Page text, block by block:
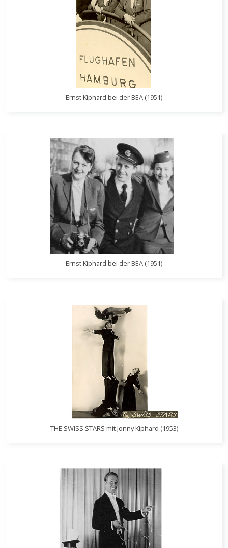
Ernst Kiphard bei der BEA (1951)
Ernst Kiphard bei der BEA (1951)
THE SWISS STARS mit Jonny Kiphard (1953)